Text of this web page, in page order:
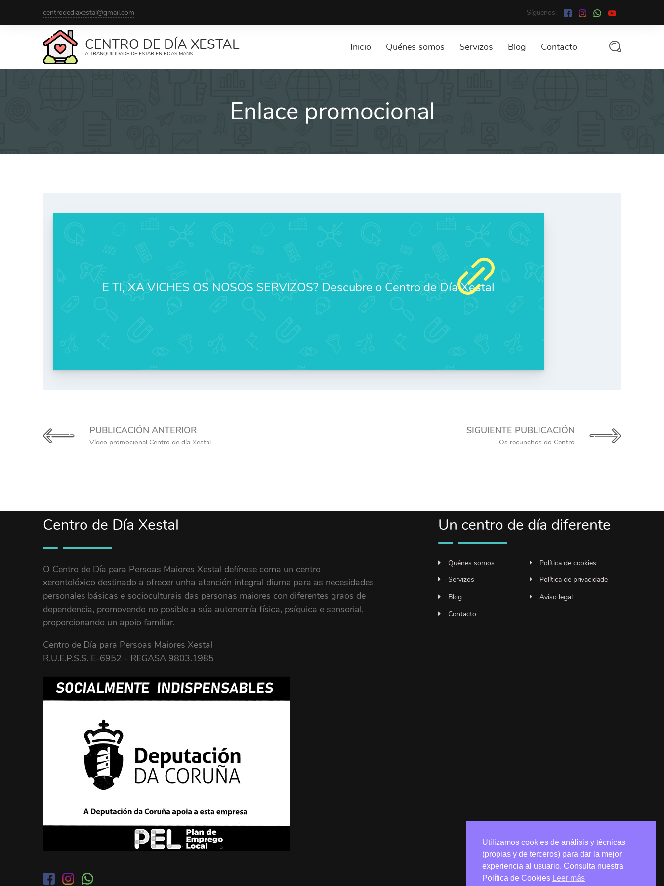
centrodediaxestal@gmail.com Síguenos:
CENTRO DE DÍA XESTAL
A TRANQUILIDADE DE ESTAR EN BOAS MANS
Inicio Quénes somos Servizos Blog Contacto
Enlace promocional
E TI, XA VICHES OS NOSOS SERVIZOS? Descubre o Centro de Día Xestal
PUBLICACIÓN ANTERIOR
Vídeo promocional Centro de día Xestal
SIGUIENTE PUBLICACIÓN
Os recunchos do Centro
Centro de Día Xestal
O Centro de Día para Persoas Maiores Xestal defínese coma un centro
xerontolóxico destinado a ofrecer unha atención integral diurna para as necesidades
personales básicas e socioculturais das personas maiores con diferentes graos de
dependencia, promovendo no posible a súa autonomía física, psíquica e sensorial,
proporcionando un apoio familiar.
Centro de Día para Persoas Maiores Xestal
R.U.E.P.S.S. E-6952 - REGASA 9803.1985
Un centro de día diferente
Quénes somos
Servizos
Blog
Contacto
Política de cookies
Política de privacidade
Aviso legal
Utilizamos cookies de análisis y técnicas
(propias y de terceros) para dar la mejor
experiencia al usuario. Consulta nuestra
Política de Cookies
Leer más